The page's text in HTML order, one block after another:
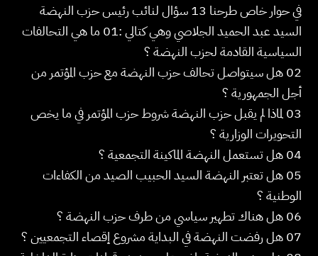
في حوار خاص طرحنا 13 سؤال لنائب رئيس حزب النهضة
السيد عبد الحميد الجلاصي وهي كتالي :01 ما هي التحالفات
السياسية القادمة لحزب النهضة ؟
02 هل سيتواصل تحالف حزب النهضة مع حزب المؤتمر من
أجل الجمهورية ؟
03 لماذا لم يقبل حزب النهضة شروط حزب المؤتمر في ما يخص
التحويرات الوزارية ؟
04 هل تستعمل النهضة الماكينة التجمعية ؟
05 هل تعتبر النهضة السيد الحبيب الصيد من الكفاءات
الوطنية ؟
06 هل هناك تطهير سياسي من طرف حزب النهضة ؟
07 هل رفضت النهضة في البداية مشروع إقصاء التجمعيين ؟